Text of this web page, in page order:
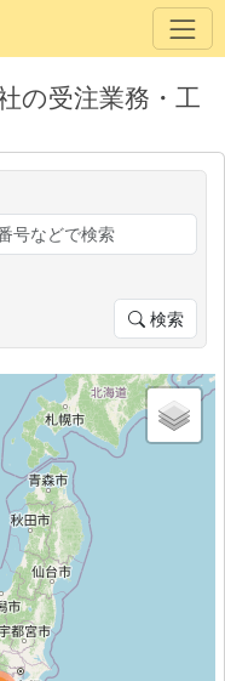
の受注業務・工
検索